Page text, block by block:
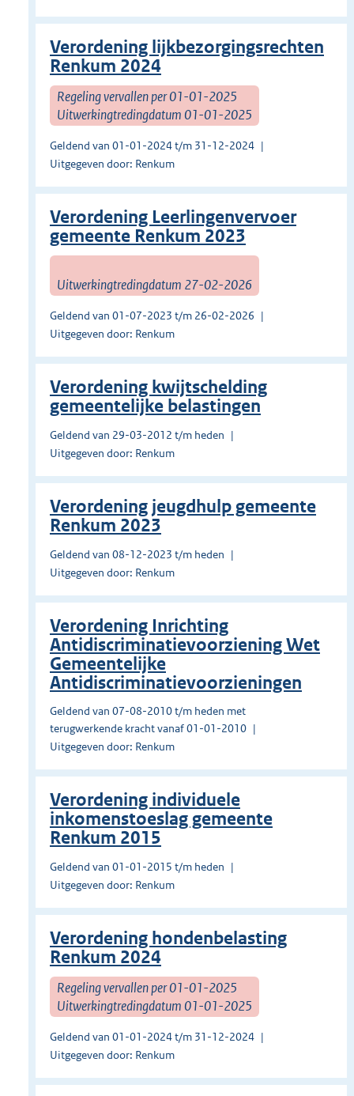
Verordening lijkbezorgingsrechten
Renkum 2024
Regeling vervallen per 01-01-2025
Uitwerkingtredingdatum 01-01-2025
Geldend van 01-01-2024 t/m 31-12-2024
Uitgegeven door: Renkum
Verordening Leerlingenvervoer
gemeente Renkum 2023
Uitwerkingtredingdatum 27-02-2026
Geldend van 01-07-2023 t/m 26-02-2026
Uitgegeven door: Renkum
Verordening kwijtschelding
gemeentelijke belastingen
Geldend van 29-03-2012 t/m heden
Uitgegeven door: Renkum
Verordening jeugdhulp gemeente
Renkum 2023
Geldend van 08-12-2023 t/m heden
Uitgegeven door: Renkum
Verordening Inrichting
Antidiscriminatievoorziening Wet
Gemeentelijke
Antidiscriminatievoorzieningen
Geldend van 07-08-2010 t/m heden met
terugwerkende kracht vanaf 01-01-2010
Uitgegeven door: Renkum
Verordening individuele
inkomenstoeslag gemeente
Renkum 2015
Geldend van 01-01-2015 t/m heden
Uitgegeven door: Renkum
Verordening hondenbelasting
Renkum 2024
Regeling vervallen per 01-01-2025
Uitwerkingtredingdatum 01-01-2025
Geldend van 01-01-2024 t/m 31-12-2024
Uitgegeven door: Renkum